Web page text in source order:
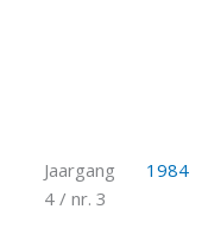
Jaargang
4 / nr. 3
1984